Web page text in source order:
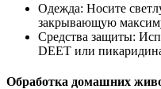
Одежда: Носите
закрывающую
Средства защиты:
DEET или
Обработка домашних